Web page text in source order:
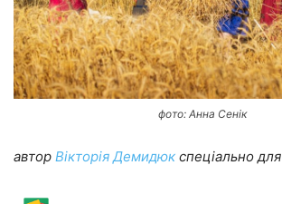
фото: Анна Сенік
автор Вікторія Демидюк спеціально для